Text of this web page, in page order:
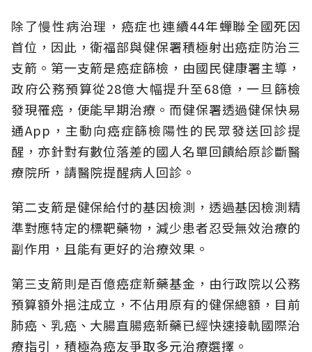
除了慢性病治理，癌症也連續44年蟬聯全國死因
首位，因此，衛福部與健保署積極射出癌症防治三
支箭。第一支箭是癌症篩檢，由國民健康署主導，
政府公務預算從28億大幅提升至68億，一旦篩檢
發現罹癌，便能早期治療。而健保署透過健保快易
通App，主動向癌症篩檢陽性的民眾發送回診提
醒，亦針對有數位落差的國人名單回饋給原診斷醫
療院所，請醫院提醒病人回診。
第二支箭是健保給付的基因檢測，透過基因檢測精
準對應特定的標靶藥物，減少患者忍受無效治療的
副作用，且能有更好的治療效果。
第三支箭則是百億癌症新藥基金，由行政院以公務
預算額外挹注成立，不佔用原有的健保總額，目前
肺癌、乳癌、大腸直腸癌新藥已經快速接軌國際治
療指引，積極為癌友爭取多元治療選擇。